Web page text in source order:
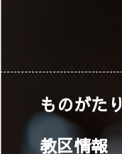
ものがたり
教区情報